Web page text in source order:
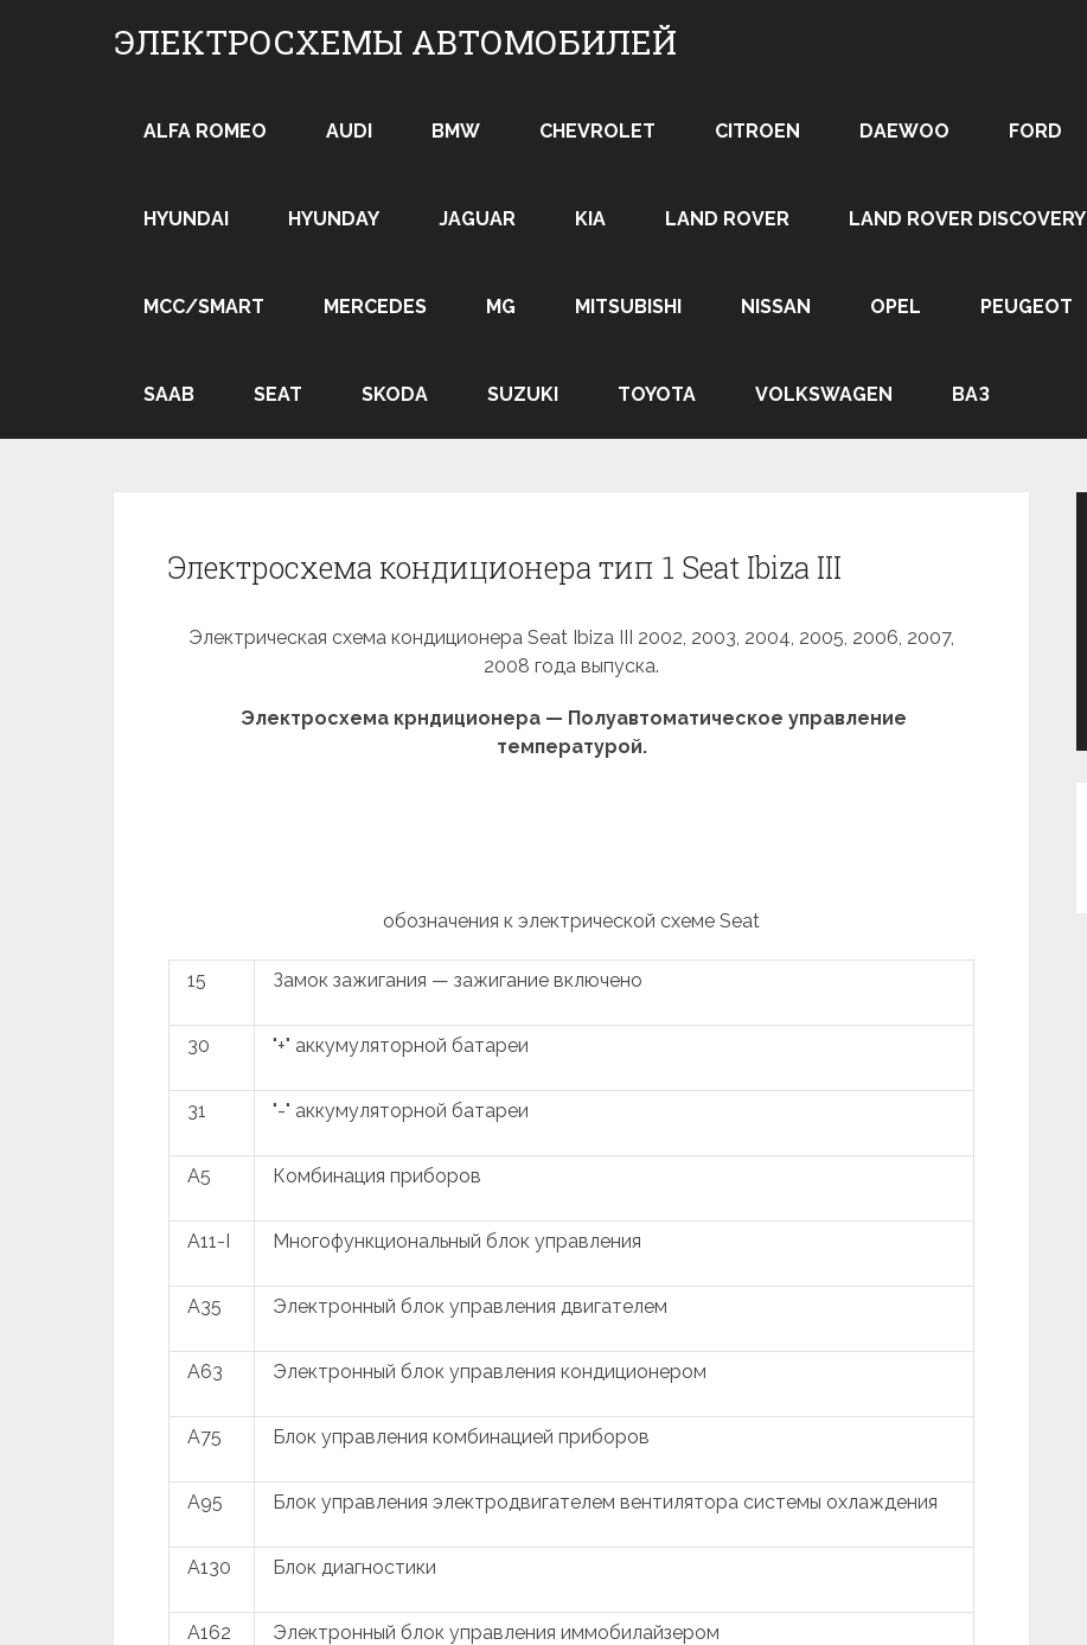
ЭЛЕКТРОСХЕМЫ АВТОМОБИЛЕЙ
ALFA ROMEO AUDI BMW CHEVROLET CITROEN DAEWOO FORD
HYUNDAI HYUNDAY JAGUAR KIA LAND ROVER LAND ROVER DISCOVERY
MCC/SMART MERCEDES MG MITSUBISHI NISSAN OPEL PEUGEOT
SAAB SEAT SKODA SUZUKI TOYOTA VOLKSWAGEN ВАЗ
Электросхема кондиционера тип 1 Seat Ibiza III
Электрическая схема кондиционера Seat Ibiza III 2002, 2003, 2004, 2005, 2006, 2007,
2008 года выпуска.
Электросхема крндиционера — Полуавтоматическое управление
температурой.
обозначения к электрической схеме Seat
15 Замок зажигания — зажигание включено
30 "+" аккумуляторной батареи
31 "-" аккумуляторной батареи
A5 Комбинация приборов
A11-I Многофункциональный блок управления
A35 Электронный блок управления двигателем
A63 Электронный блок управления кондиционером
A75 Блок управления комбинацией приборов
A95 Блок управления электродвигателем вентилятора системы охлаждения
A130 Блок диагностики
A162 Электронный блок управления иммобилайзером